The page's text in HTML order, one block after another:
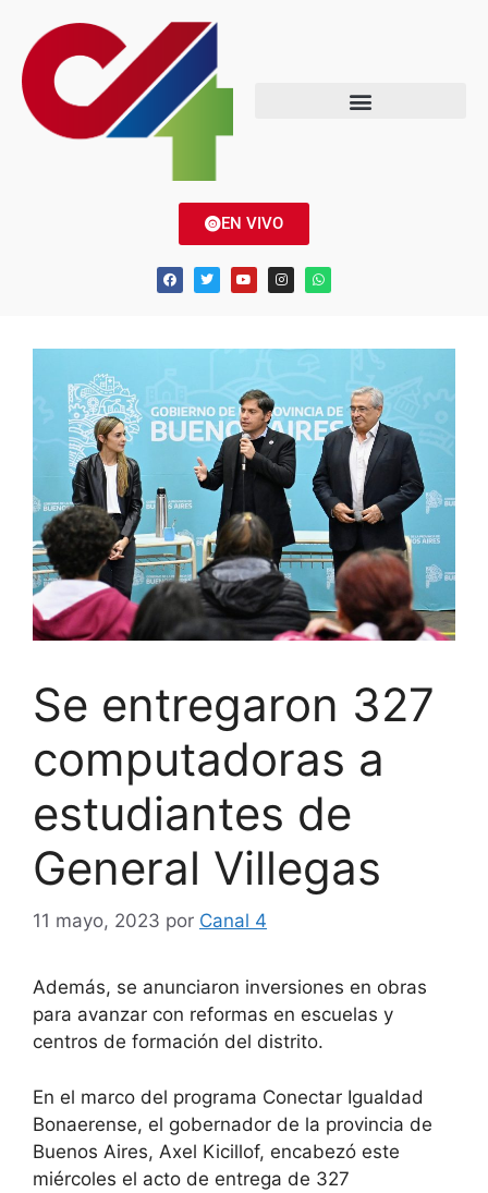
EN VIVO
Se entregaron 327
computadoras a
estudiantes de
General Villegas
11 mayo, 2023 por Canal 4
Además, se anunciaron inversiones en obras
para avanzar con reformas en escuelas y
centros de formación del distrito.
En el marco del programa Conectar Igualdad
Bonaerense, el gobernador de la provincia de
Buenos Aires, Axel Kicillof, encabezó este
miércoles el acto de entrega de 327